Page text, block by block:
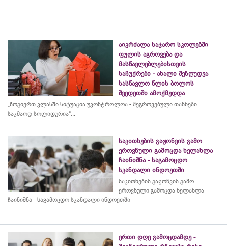
აიკრძალა საჯარო სკოლებში
ფულის აგროვება და
მასწავლებლებისთვის
საჩუქრები - ახალი შეზღუდვა
სასწავლო წლის ბოლოს
შვედეთში ამოქმედდა
„ზოგიერთ კლასში სიტუაცია უკონტროლოა - შეგროვებული თანხები
საკმაოდ სოლიდურია“...
საკითხების გაჟონვის გამო
ეროვნული გამოცდა ხელახლა
ჩაინიშნა - საგამოცდო
სკანდალი ინდოეთში
საკითხების გაჟონვის გამო
ეროვნული გამოცდა ხელახლა
ჩაინიშნა - საგამოცდო სკანდალი ინდოეთში
ერთი დღე გამოცდამდე -